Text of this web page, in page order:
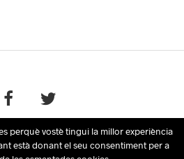
per Infoactiva't Privacitat
- Política de cookies
perquè vostè tingui la millor experiència
està donant el seu consentiment per a